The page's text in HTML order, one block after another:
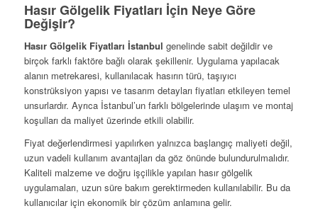
Hasır Gölgelik Fiyatları İçin Neye Göre
Değişir?
Hasır Gölgelik Fiyatları İstanbul genelinde sabit değildir ve
birçok farklı faktöre bağlı olarak şekillenir. Uygulama yapılacak
alanın metrekaresi, kullanılacak hasırın türü, taşıyıcı
konstrüksiyon yapısı ve tasarım detayları fiyatları etkileyen temel
unsurlardır. Ayrıca İstanbul’un farklı bölgelerinde ulaşım ve montaj
koşulları da maliyet üzerinde etkili olabilir.
Fiyat değerlendirmesi yapılırken yalnızca başlangıç maliyeti değil,
uzun vadeli kullanım avantajları da göz önünde bulundurulmalıdır.
Kaliteli malzeme ve doğru işçilikle yapılan hasır gölgelik
uygulamaları, uzun süre bakım gerektirmeden kullanılabilir. Bu da
kullanıcılar için ekonomik bir çözüm anlamına gelir.